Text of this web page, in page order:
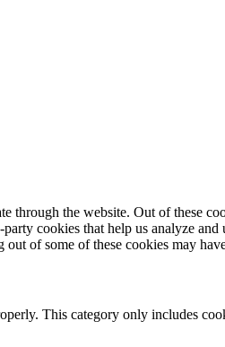
the website. Out of these
cookies that help us analyze
of some of these cookies may
This category only includes